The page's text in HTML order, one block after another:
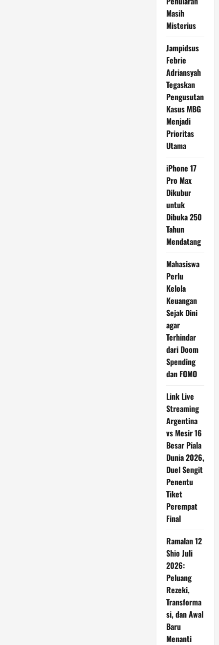
Masih
Misterius
Jampidsus
Febrie
Adriansyah
Tegaskan
Pengusutan
Kasus MBG
Menjadi
Prioritas
Utama
iPhone 17
Pro Max
Dikubur
untuk
Dibuka 250
Tahun
Mendatang
Mahasiswa
Perlu
Kelola
Keuangan
Sejak Dini
agar
Terhindar
dari Doom
Spending
dan FOMO
Link Live
Streaming
Argentina
vs Mesir 16
Besar Piala
Dunia 2026,
Duel Sengit
Penentu
Tiket
Perempat
Final
Ramalan 12
Shio Juli
2026:
Peluang
Rezeki,
Transforma
si, dan Awal
Baru
Menanti